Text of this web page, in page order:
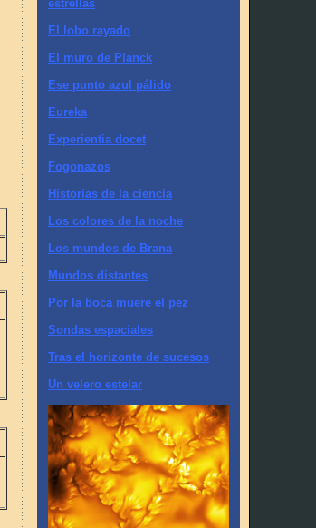
estrellas
El lobo rayado
El muro de Planck
Ese punto azul pálido
Eureka
Experientia docet
Fogonazos
Historias de la ciencia
Los colores de la noche
Los mundos de Brana
Mundos distantes
Por la boca muere el pez
Sondas espaciales
Tras el horizonte de sucesos
Un velero estelar